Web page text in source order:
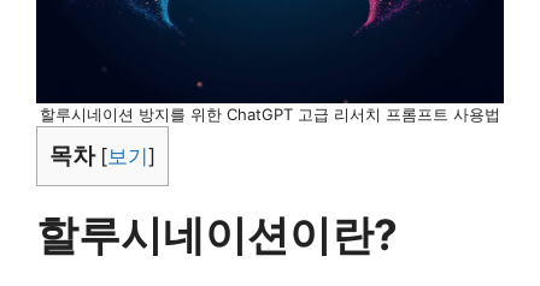
할루시네이션 방지를 위한 ChatGPT 고급 리서치 프롬프트 사용법
목차 [보기]
할루시네이션이란?